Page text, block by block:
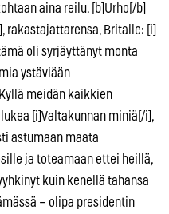
aina reilu. [b]Urho[/b]
rakastajattarensa, Britalle: [i]
oli syrjäyttänyt monta
ystäviään
meidän kaikkien
[i]Valtakunnan miniä[/i],
astumaan maata
ja toteamaan ettei heillä,
kuin kenellä tahansa
– olipa presidentin